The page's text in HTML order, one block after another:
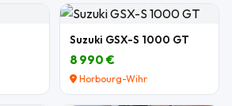
Suzuki GSX-S 1000 GT
8 990 €
Horbourg-Wihr